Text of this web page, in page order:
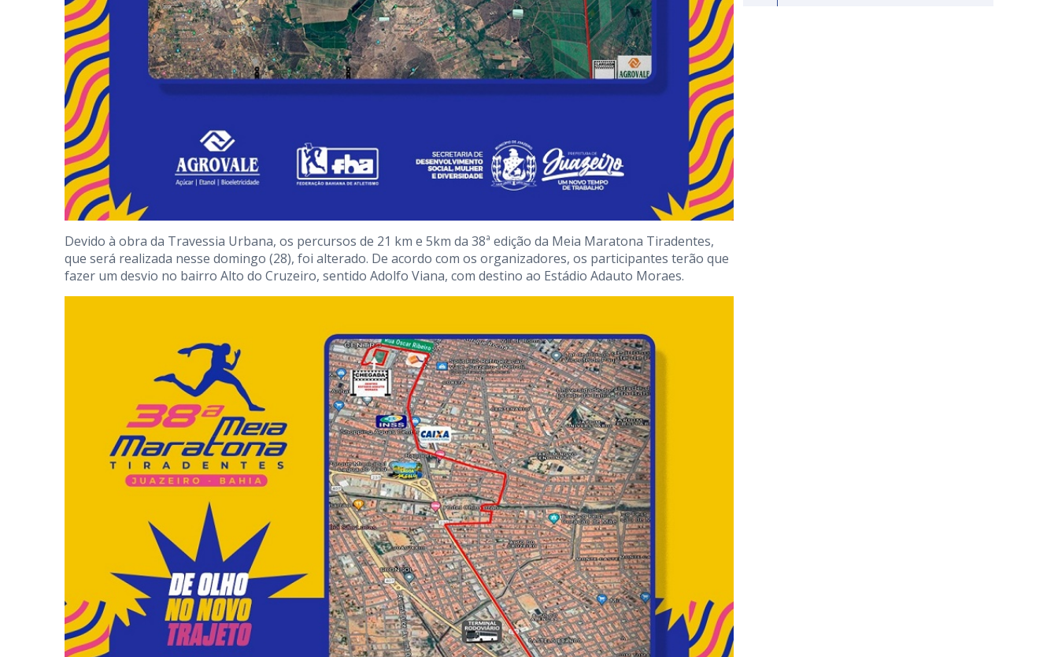
Devido à obra da Travessia Urbana, os percursos de 21 km e 5km da 38ª edição da Meia Maratona Tiradentes,
que será realizada nesse domingo (28), foi alterado. De acordo com os organizadores, os participantes terão que
fazer um desvio no bairro Alto do Cruzeiro, sentido Adolfo Viana, com destino ao Estádio Adauto Moraes.